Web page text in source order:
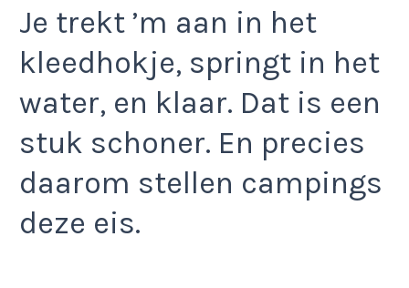
Je trekt ’m aan in het
kleedhokje, springt in het
water, en klaar. Dat is een
stuk schoner. En precies
daarom stellen campings
deze eis.